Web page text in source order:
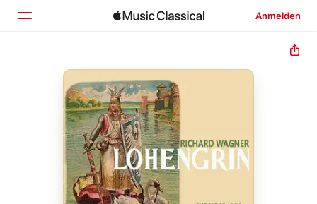
Anmelden
Startseite
Entdecken
Suchen